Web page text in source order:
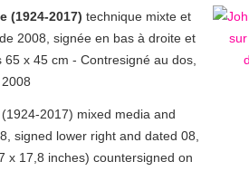
(1924-2017) technique mixte et
2008, signée en bas à droite et
x 45 cm - Contresigné au dos,
2017) mixed media and
signed lower right and dated 08,
x 17,8 inches) countersigned on